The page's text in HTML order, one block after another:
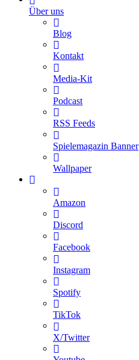
Über uns
Blog
Kontakt
Media-Kit
Podcast
RSS Feeds
Spielemagazin Banner
Wallpaper
Amazon
Discord
Facebook
Instagram
Spotify
TikTok
X/Twitter